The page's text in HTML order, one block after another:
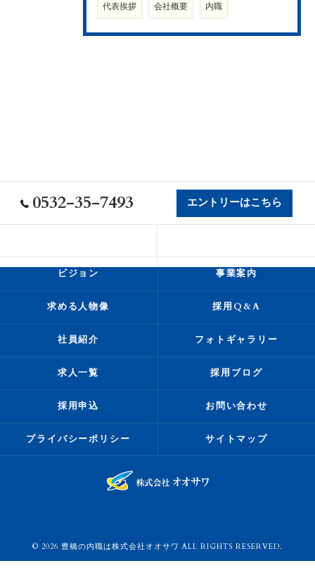
代表挨拶 会社概要 内職
0532-35-7493 エントリーはこちら
ビジョン 事業案内
求める人物像 採用Q&A
社員紹介 フォトギャラリー
求人一覧 採用ブログ
採用申込 お問い合わせ
プライバシーポリシー サイトマップ
© 2026 豊橋の内職は株式会社オオサワ ALL RIGHTS RESERVED.